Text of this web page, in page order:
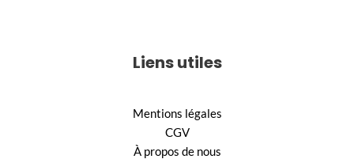
Liens utiles
Mentions légales
CGV
À propos de nous